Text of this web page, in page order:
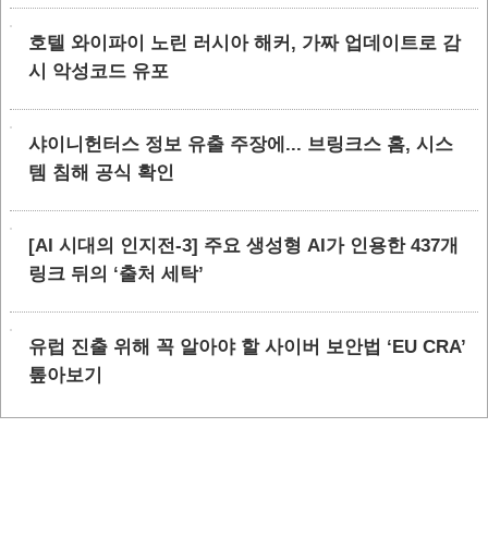
호텔 와이파이 노린 러시아 해커, 가짜 업데이트로 감
시 악성코드 유포
샤이니헌터스 정보 유출 주장에... 브링크스 홈, 시스
템 침해 공식 확인
[AI 시대의 인지전-3] 주요 생성형 AI가 인용한 437개
링크 뒤의 ‘출처 세탁’
유럽 진출 위해 꼭 알아야 할 사이버 보안법 ‘EU CRA’
톺아보기